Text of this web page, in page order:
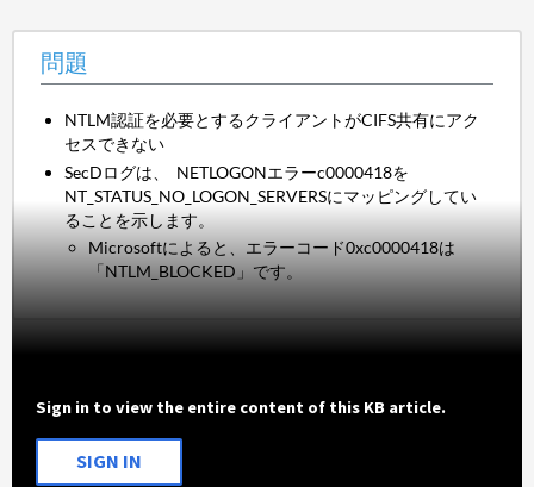
問題
NTLM認証を必要とするクライアントがCIFS共有にアク
セスできない
SecDログは、
NETLOGONエラーc0000418を
NT_STATUS_NO_LOGON_SERVERSにマッピングしてい
ることを示します。
Microsoftによると、エラーコード0xc0000418は
「NTLM_BLOCKED」です。
Sign in to view the entire content of this KB article.
SIGN IN